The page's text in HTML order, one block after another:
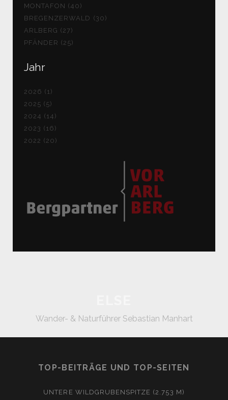
MONTAFON (40)
BREGENZERWALD (30)
ARLBERG (27)
PFÄNDER (25)
Jahr
2026 (1)
2025 (5)
2024 (14)
2023 (16)
2022 (20)
Wander- & Naturführer Sebastian Manhart
TOP-BEITRÄGE UND TOP-SEITEN
UNTERE WILDGRUBENSPITZE (2.753 M)